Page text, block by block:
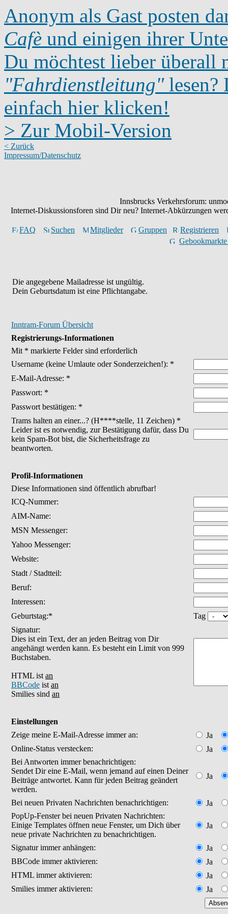
Anonym als Gast posten
Cafè und einigen ihrer
Du möchtest lieber überall
"Fahrdienstleitung"lesen?
einfach hier klicken!
> Zur Mobil-Version
< Zurück
Impressum/Datenschutz
Innsbrucks Verkehrsforum:
Internet-Diskussionsforen sind Dir neu? Internet-Abkürzungen
FAQ Suchen Mitglieder Gruppen
Registrieren
Die angegebene Mailadresse ist ungültig.
Dein Geburtsdatum ist eine Pflichtangabe.
Inntram-Forum Übersicht
Registrierungs-Informationen
Mit * markierte Felder sind erforderlich
Username (keine Umlaute oder Sonderzeichen!): *
E-Mail-Adresse: *
Passwort: *
Passwort bestätigen: *
Trams halten an einer...? (H****stelle, 11 Zeichen) *
Leider ist es notwendig, zur Bestätigung dafür, dass Du
kein Spam-Bot bist, die Sicherheitsfrage zu
beantworten.
Profil-Informationen
Diese Informationen sind öffentlich abrufbar!
ICQ-Nummer:
AIM-Name:
MSN Messenger:
Yahoo Messenger:
Website:
Stadt / Stadtteil:
Beruf:
Interessen:
Geburtstag:*
Tag
Signatur:
Dies ist ein Text, der an jeden Beitrag von Dir
angehängt werden kann. Es besteht ein Limit von 999
Buchstaben.
HTML ist an
BBCode ist an
Smilies sind an
Einstellungen
Zeige meine E-Mail-Adresse immer an:
Ja
Online-Status verstecken:
Ja
Bei Antworten immer benachrichtigen:
Sendet Dir eine E-Mail, wenn jemand auf einen Deiner
Beiträge antwortet. Kann für jeden Beitrag geändert
werden.
Ja
Bei neuen Privaten Nachrichten benachrichtigen:
Ja
PopUp-Fenster bei neuen Privaten Nachrichten:
Einige Templates öffnen neue Fenster, um Dich über
neue private Nachrichten zu benachrichtigen.
Ja
Signatur immer anhängen:
Ja
BBCode immer aktivieren:
Ja
HTML immer aktivieren:
Ja
Smilies immer aktivieren:
Ja